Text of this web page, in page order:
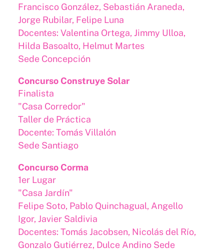
Francisco González, Sebastián Araneda,
Jorge Rubilar, Felipe Luna
Docentes: Valentina Ortega, Jimmy Ulloa,
Hilda Basoalto, Helmut Martes
Sede Concepción
Concurso Construye Solar
Finalista
"Casa Corredor"
Taller de Práctica
Docente: Tomás Villalón
Sede Santiago
Concurso Corma
1er Lugar
"Casa Jardín"
Felipe Soto, Pablo Quinchagual, Angello
Igor, Javier Saldivia
Docentes: Tomás Jacobsen, Nicolás del Río,
Gonzalo Gutiérrez, Dulce Andino Sede